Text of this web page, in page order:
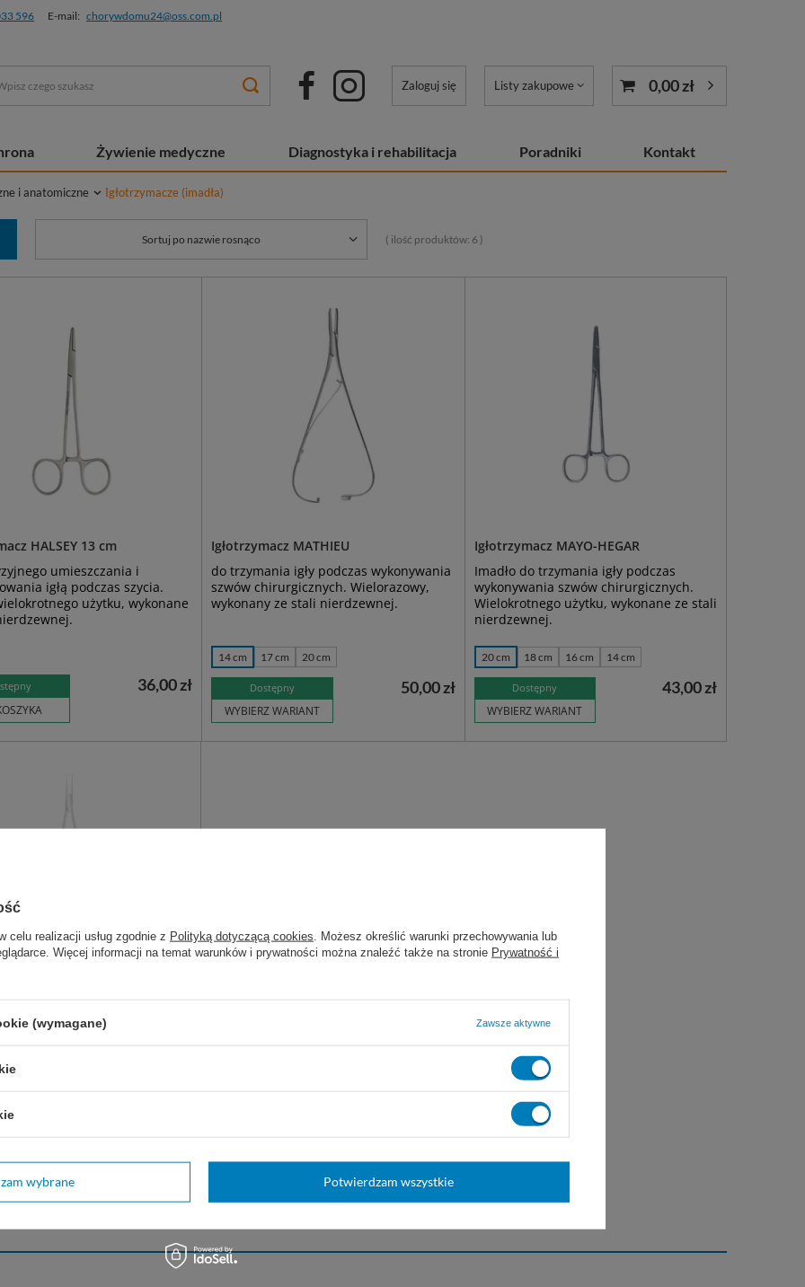
596 E-mail: chorywdomu24@oss.com.pl
Zaloguj się Listy zakupowe 0,00 zł
Żywienie medyczne Diagnostyka i rehabilitacja Poradniki Kontakt
i anatomiczne Igłotrzymacze (imadła)
Sortuj po nazwie rosnąco ( ilość produktów: 6 )
HALSEY 13 cm
umieszczania i
igłą podczas szycia.
użytku, wykonane
36,00 zł
Igłotrzymacz MATHIEU
do trzymania igły podczas wykonywania
szwów chirurgicznych. Wielorazowy,
wykonany ze stali nierdzewnej.
14 cm 17 cm 20 cm
Dostępny
WYBIERZ WARIANT
50,00 zł
Igłotrzymacz MAYO-HEGAR
Imadło do trzymania igły podczas
wykonywania szwów chirurgicznych.
Wielokrotnego użytku, wykonane ze stali
nierdzewnej.
20 cm 18 cm 16 cm 14 cm
Dostępny
WYBIERZ WARIANT
43,00 zł
prosty
w okulistyce podczas
celu realizacji usług zgodnie z Polityką dotyczącą cookies . Możesz określić warunki przechowywania lub
Więcej informacji na temat warunków i prywatności można znaleźć także na stronie Prywatność i
(wymagane) Zawsze aktywne
wybrane Potwierdzam wszystkie